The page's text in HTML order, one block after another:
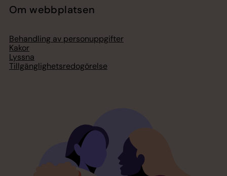
Om webbplatsen
Behandling av personuppgifter
Kakor
Lyssna
Tillgänglighetsredogörelse